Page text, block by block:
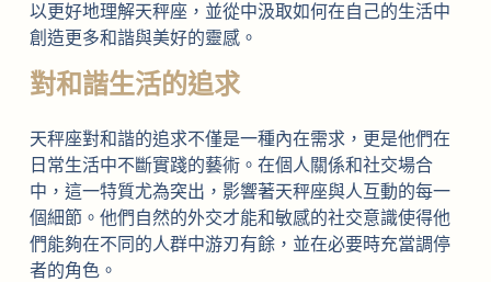
以更好地理解天秤座，並從中汲取如何在自己的生活中
創造更多和諧與美好的靈感。
對和諧生活的追求
天秤座對和諧的追求不僅是一種內在需求，更是他們在
日常生活中不斷實踐的藝術。在個人關係和社交場合
中，這一特質尤為突出，影響著天秤座與人互動的每一
個細節。他們自然的外交才能和敏感的社交意識使得他
們能夠在不同的人群中游刃有餘，並在必要時充當調停
者的角色。